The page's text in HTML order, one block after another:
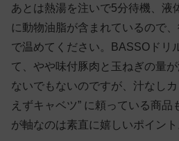
あとは熱湯を注いで5分待機、液
に動物油脂が含まれているので
で温めてください。BASSOドリ
て、やや味付豚肉と玉ねぎの量
ないでもないのですが、汁なし
えずキャベツ” に頼っている商
が軸なのは素直に嬉しいポイント